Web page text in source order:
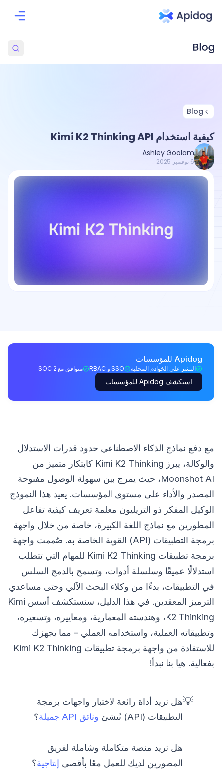
Blog
كيفية استخدام Kimi K2 Thinking API
Ashley Goolam
6 نوفمبر 2025
Apidog للمؤسسات
النشر على الخوادم المحلية SSO و RBAC متوافق مع SOC 2
استكشف Apidog للمؤسسات
مع دفع نماذج الذكاء الاصطناعي حدود قدرات الاستدلال
والوكالة، يبرز Kimi K2 Thinking كابتكار متميز من
Moonshot AI، حيث يمزج بين سهولة الوصول مفتوحة
المصدر والأداء على مستوى المؤسسات. يعيد هذا النموذج
الوكيل المفكر ذو التريليون معلمة تعريف كيفية تفاعل
المطورين مع نماذج اللغة الكبيرة، خاصة من خلال واجهة
برمجة التطبيقات (API) القوية الخاصة به. صُممت واجهة
برمجة تطبيقات Kimi K2 Thinking للمهام التي تتطلب
استدلالًا عميقًا وسلسلة أدوات، وتسمح بالدمج السلس
في التطبيقات، بدءًا من وكلاء البحث الآلي وحتى مساعدي
الترميز المعقدين. في هذا الدليل، سنستكشف أسس Kimi
K2 Thinking، وهندسته المعمارية، ومعاييره، وتسعيره،
وتطبيقاته العملية، واستخدامه العملي – مما يجهزك
للاستفادة من واجهة برمجة تطبيقات Kimi K2 Thinking
بفعالية. هيا بنا نبدأ!
💡هل تريد أداة رائعة لاختبار واجهات برمجة
التطبيقات (API) تُنشئ
وثائق API جميلة ؟
هل تريد منصة متكاملة وشاملة لفريق
المطورين لديك للعمل معًا بأقصى إنتاجية؟